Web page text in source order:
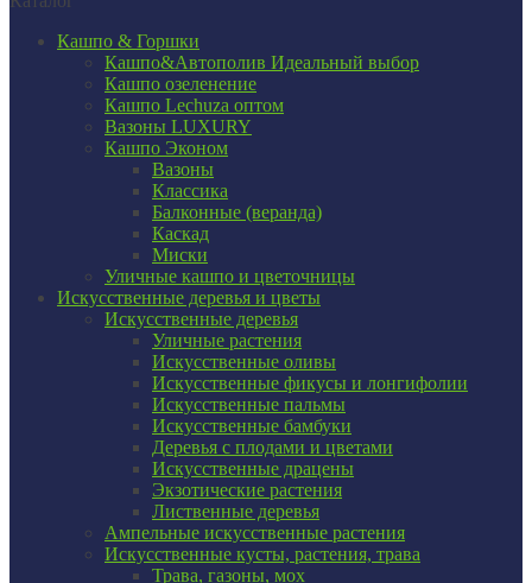
Кашпо & Горшки
Кашпо&Автополив Идеальный выбор
Кашпо озеленение
Кашпо Lechuza оптом
Вазоны LUXURY
Кашпо Эконом
Вазоны
Классика
Балконные (веранда)
Каскад
Миски
Уличные кашпо и цветочницы
Искусственные деревья и цветы
Искусственные деревья
Уличные растения
Искусственные оливы
Искусственные фикусы и лонгифолии
Искусственные пальмы
Искусственные бамбуки
Деревья с плодами и цветами
Искусственные драцены
Экзотические растения
Лиственные деревья
Ампельные искусственные растения
Искусственные кусты, растения, трава
Трава, газоны, мох